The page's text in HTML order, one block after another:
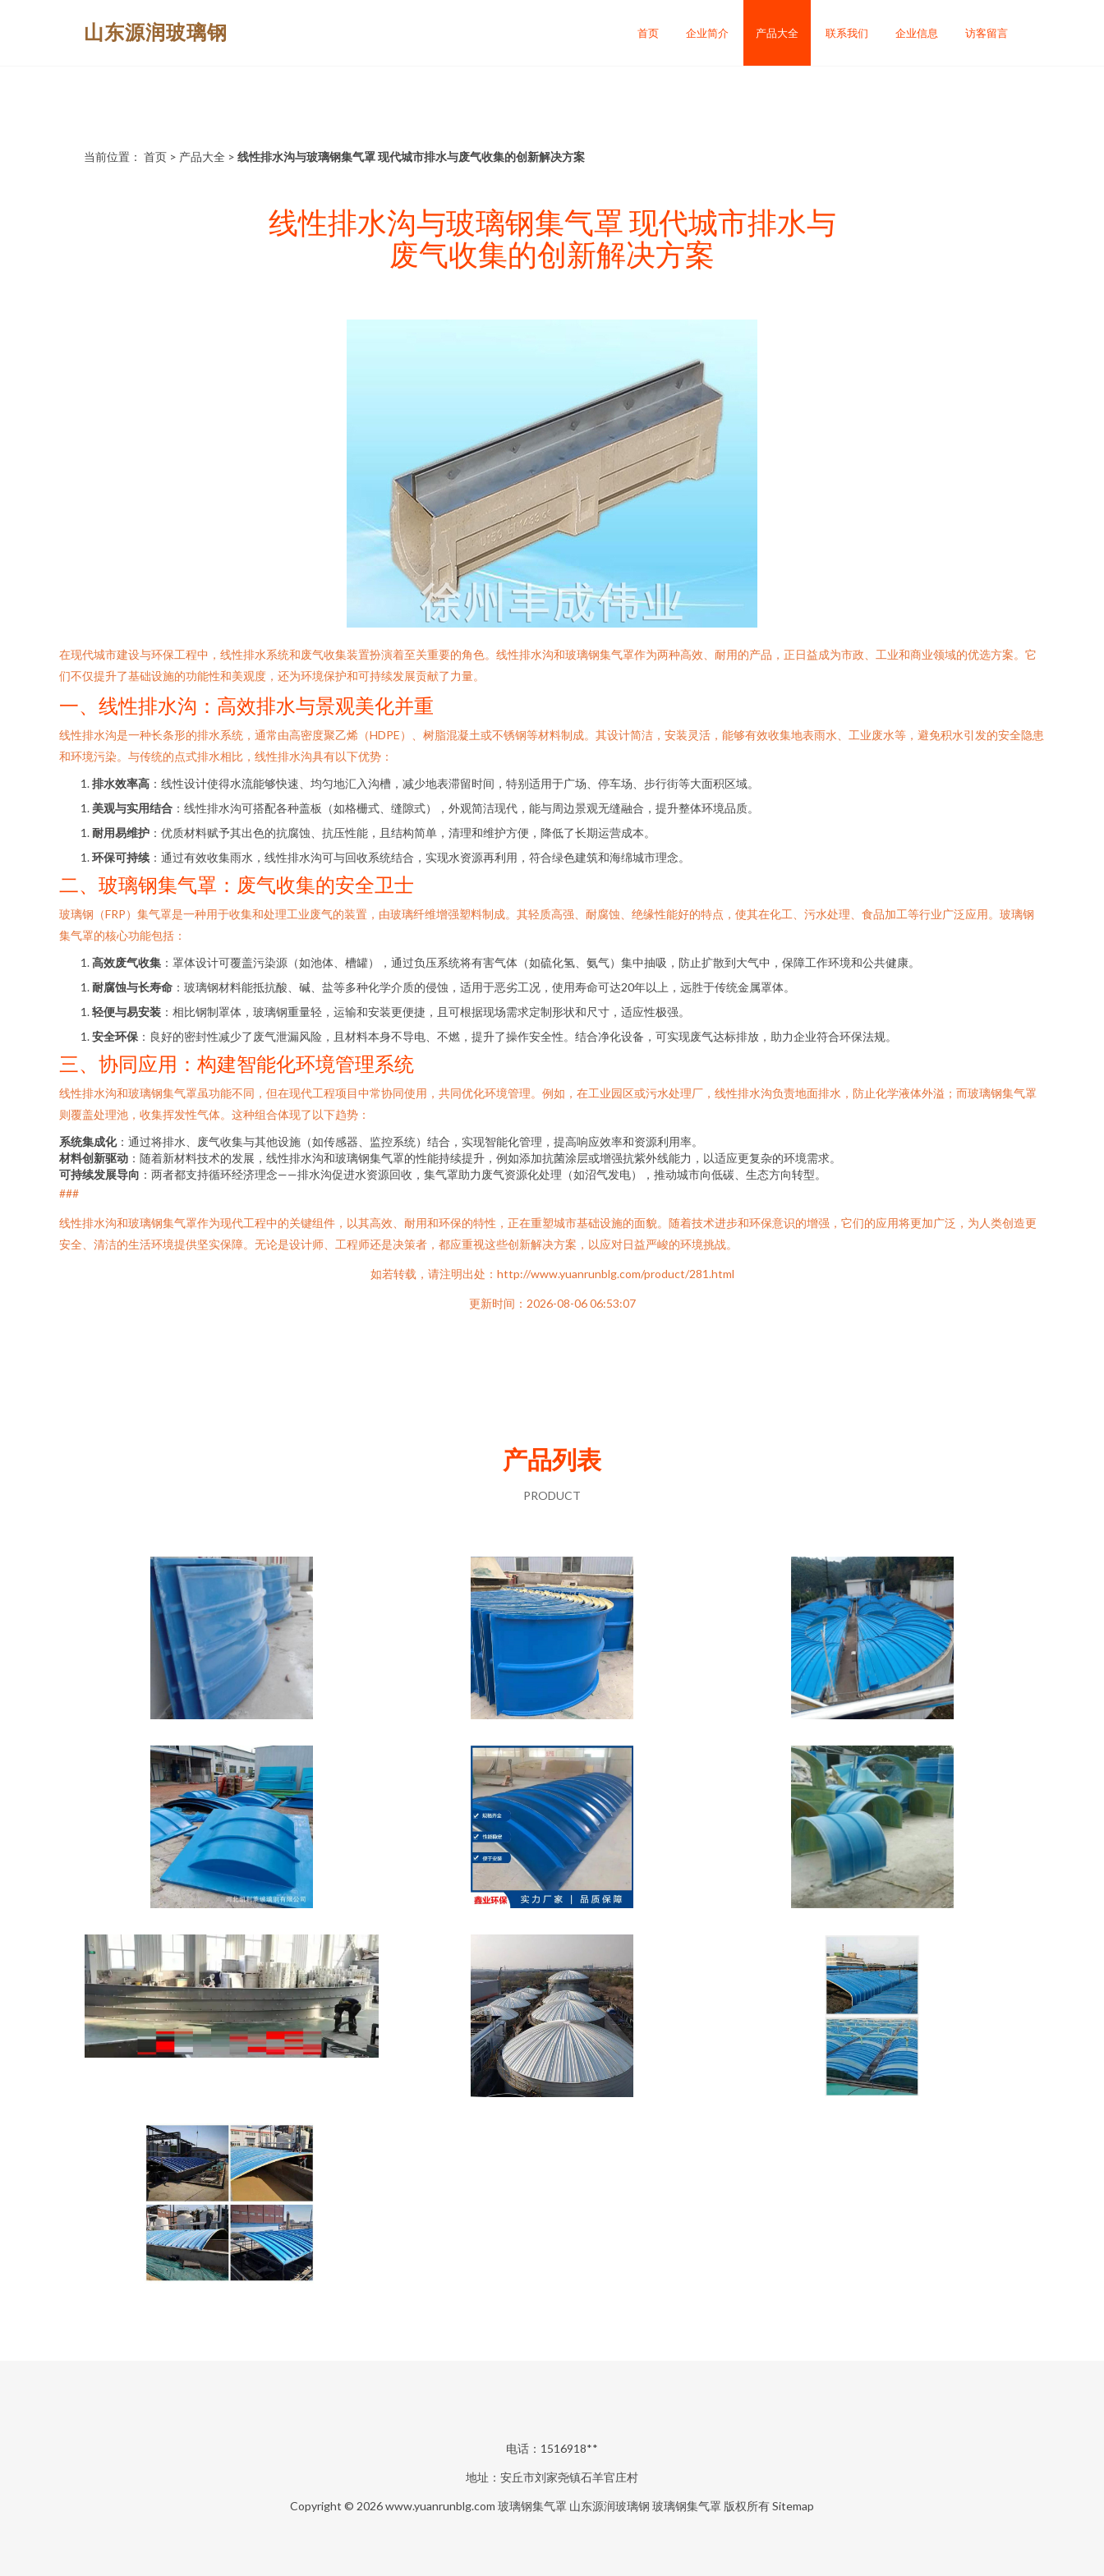
山东源润玻璃钢 首页 企业简介 产品大全 联系我们 企业信息 访客留言
当前位置： 首页 > 产品大全 > 线性排水沟与玻璃钢集气罩 现代城市排水与废气收集的创新解决方案
线性排水沟与玻璃钢集气罩 现代城市排水与
废气收集的创新解决方案
在现代城市建设与环保工程中，线性排水系统和废气收集装置扮演着至关重要的角色。线性排水沟和玻璃钢集气罩作为两种高效、耐用的产品，正日益成为市政、工业和商业领域的优选方案。它
们不仅提升了基础设施的功能性和美观度，还为环境保护和可持续发展贡献了力量。
一、线性排水沟：高效排水与景观美化并重
线性排水沟是一种长条形的排水系统，通常由高密度聚乙烯（HDPE）、树脂混凝土或不锈钢等材料制成。其设计简洁，安装灵活，能够有效收集地表雨水、工业废水等，避免积水引发的安全隐患
和环境污染。与传统的点式排水相比，线性排水沟具有以下优势：
排水效率高 ：线性设计使得水流能够快速、均匀地汇入沟槽，减少地表滞留时间，特别适用于广场、停车场、步行街等大面积区域。
美观与实用结合 ：线性排水沟可搭配各种盖板（如格栅式、缝隙式），外观简洁现代，能与周边景观无缝融合，提升整体环境品质。
耐用易维护 ：优质材料赋予其出色的抗腐蚀、抗压性能，且结构简单，清理和维护方便，降低了长期运营成本。
环保可持续 ：通过有效收集雨水，线性排水沟可与回收系统结合，实现水资源再利用，符合绿色建筑和海绵城市理念。
二、玻璃钢集气罩：废气收集的安全卫士
玻璃钢（FRP）集气罩是一种用于收集和处理工业废气的装置，由玻璃纤维增强塑料制成。其轻质高强、耐腐蚀、绝缘性能好的特点，使其在化工、污水处理、食品加工等行业广泛应用。玻璃钢
集气罩的核心功能包括：
高效废气收集 ：罩体设计可覆盖污染源（如池体、槽罐），通过负压系统将有害气体（如硫化氢、氨气）集中抽吸，防止扩散到大气中，保障工作环境和公共健康。
耐腐蚀与长寿命 ：玻璃钢材料能抵抗酸、碱、盐等多种化学介质的侵蚀，适用于恶劣工况，使用寿命可达20年以上，远胜于传统金属罩体。
轻便与易安装 ：相比钢制罩体，玻璃钢重量轻，运输和安装更便捷，且可根据现场需求定制形状和尺寸，适应性极强。
安全环保 ：良好的密封性减少了废气泄漏风险，且材料本身不导电、不燃，提升了操作安全性。结合净化设备，可实现废气达标排放，助力企业符合环保法规。
三、协同应用：构建智能化环境管理系统
线性排水沟和玻璃钢集气罩虽功能不同，但在现代工程项目中常协同使用，共同优化环境管理。例如，在工业园区或污水处理厂，线性排水沟负责地面排水，防止化学液体外溢；而玻璃钢集气罩
则覆盖处理池，收集挥发性气体。这种组合体现了以下趋势：
系统集成化：通过将排水、废气收集与其他设施（如传感器、监控系统）结合，实现智能化管理，提高响应效率和资源利用率。
材料创新驱动 ：随着新材料技术的发展，线性排水沟和玻璃钢集气罩的性能持续提升，例如添加抗菌涂层或增强抗紫外线能力，以适应更复杂的环境需求。
可持续发展导向 ：两者都支持循环经济理念——排水沟促进水资源回收，集气罩助力废气资源化处理（如沼气发电），推动城市向低碳、生态方向转型。
###
线性排水沟和玻璃钢集气罩作为现代工程中的关键组件，以其高效、耐用和环保的特性，正在重塑城市基础设施的面貌。随着技术进步和环保意识的增强，它们的应用将更加广泛，为人类创造更
安全、清洁的生活环境提供坚实保障。无论是设计师、工程师还是决策者，都应重视这些创新解决方案，以应对日益严峻的环境挑战。
如若转载，请注明出处：http://www.yuanrunblg.com/product/281.html
更新时间：2026-08-06 06:53:07
产品列表
PRODUCT
电话：1516918**
地址：安丘市刘家尧镇石羊官庄村
Copyright © 2026www.yuanrunblg.com 玻璃钢集气罩 山东源润玻璃钢 玻璃钢集气罩 版权所有Sitemap